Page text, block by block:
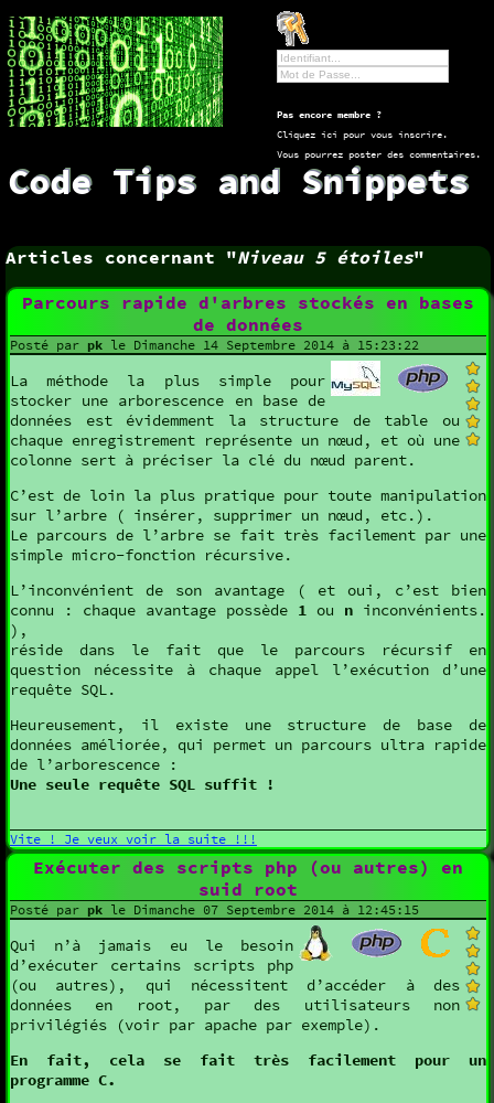
Code Tips and Snippets
Pas encore membre ?
Cliquez ici pour vous inscrire.
Vous pourrez poster des commentaires.
Articles concernant "Niveau 5 étoiles"
Parcours rapide d'arbres stockés en bases
de données
Posté par pk le Dimanche 14 Septembre 2014 à 15:23:22
La méthode la plus simple pour
stocker une arborescence en base de
données est évidemment la structure de table ou
chaque enregistrement représente un nœud, et où une
colonne sert à préciser la clé du nœud parent.
C’est de loin la plus pratique pour toute manipulation
sur l’arbre ( insérer, supprimer un nœud, etc.).
Le parcours de l’arbre se fait très facilement par une
simple micro-fonction récursive.
L’inconvénient de son avantage ( et oui, c’est bien
connu : chaque avantage possède 1 ou n inconvénients.
),
réside dans le fait que le parcours récursif en
question nécessite à chaque appel l’exécution d’une
requête SQL.
Heureusement, il existe une structure de base de
données améliorée, qui permet un parcours ultra rapide
de l’arborescence :
Une seule requête SQL suffit !
Vite ! Je veux voir la suite !!!
Exécuter des scripts php (ou autres) en
suid root
Posté par pk le Dimanche 07 Septembre 2014 à 12:45:15
Qui n’à jamais eu le besoin
d’exécuter certains scripts php
(ou autres), qui nécessitent d’accéder à des
données en root, par des utilisateurs non
privilégiés (voir par apache par exemple).
En fait, cela se fait très facilement pour un
programme C.